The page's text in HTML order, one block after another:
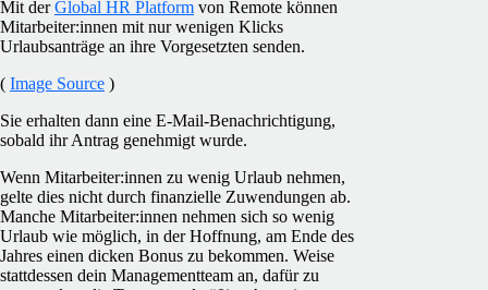
Mit derGlobal HR Platform von Remote können
Mitarbeiter:innen mit nur wenigen Klicks
Urlaubsanträge an ihre Vorgesetzten senden.
( Image Source )
Sie erhalten dann eine E-Mail-Benachrichtigung,
sobald ihr Antrag genehmigt wurde.
Wenn Mitarbeiter:innen zu wenig Urlaub nehmen,
gelte dies nicht durch finanzielle Zuwendungen ab.
Manche Mitarbeiter:innen nehmen sich so wenig
Urlaub wie möglich, in der Hoffnung, am Ende des
Jahres einen dicken Bonus zu bekommen. Weise
stattdessen dein Managementteam an, dafür zu